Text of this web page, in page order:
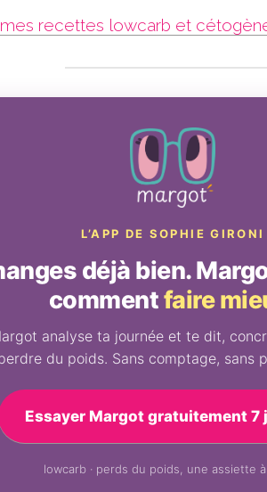
recettes lowcarb et
L’APP DE SOPHIE GIRONI
déjà bien.
commentfaire
analyse ta journée et te dit,
du poids. Sans comptage, sans
Essayer Margot gratuitement 7
lowcarb · perds du poids, une assiette